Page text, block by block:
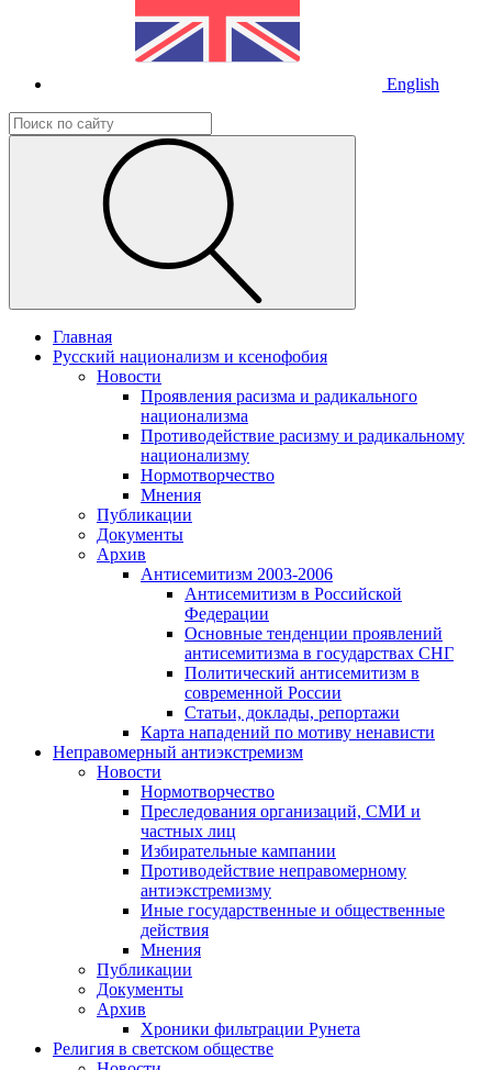
English
Главная
Русский национализм и ксенофобия
Новости
Проявления расизма и радикального
национализма
Противодействие расизму и радикальному
национализму
Нормотворчество
Мнения
Публикации
Документы
Архив
Антисемитизм 2003-2006
Антисемитизм в Российской
Федерации
Основные тенденции проявлений
антисемитизма в государствах СНГ
Политический антисемитизм в
современной России
Статьи, доклады, репортажи
Карта нападений по мотиву ненависти
Неправомерный антиэкстремизм
Новости
Нормотворчество
Преследования организаций, СМИ и
частных лиц
Избирательные кампании
Противодействие неправомерному
антиэкстремизму
Иные государственные и общественные
действия
Мнения
Публикации
Документы
Архив
Хроники фильтрации Рунета
Религия в светском обществе